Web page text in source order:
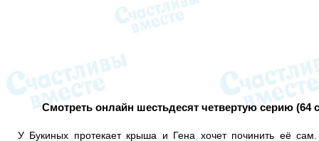
Смотреть онлайн шестьдесят четвертую серию
У Букиных протекает крыша и Гена хочет починить её